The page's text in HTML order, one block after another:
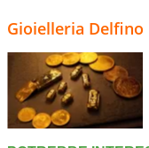
Gioielleria Delfino